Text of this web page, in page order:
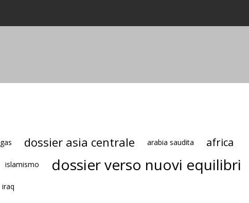
gas dossier asia centrale arabia saudita
africa
islamismo dossier verso nuovi equilibri
iraq